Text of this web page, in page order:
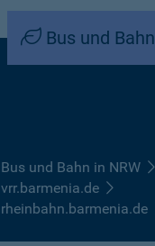
Bus und Bahn
Bus und Bahn in NRW
vrr.barmenia.de
rheinbahn.barmenia.de